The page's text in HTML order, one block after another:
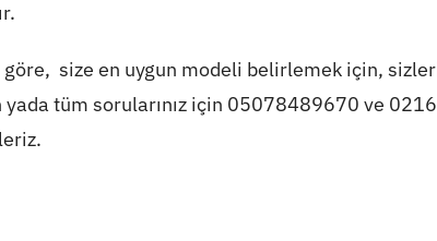
göre, size en uygun modeli belirlemek için,
yada tüm sorularınız için 05078489670 ve